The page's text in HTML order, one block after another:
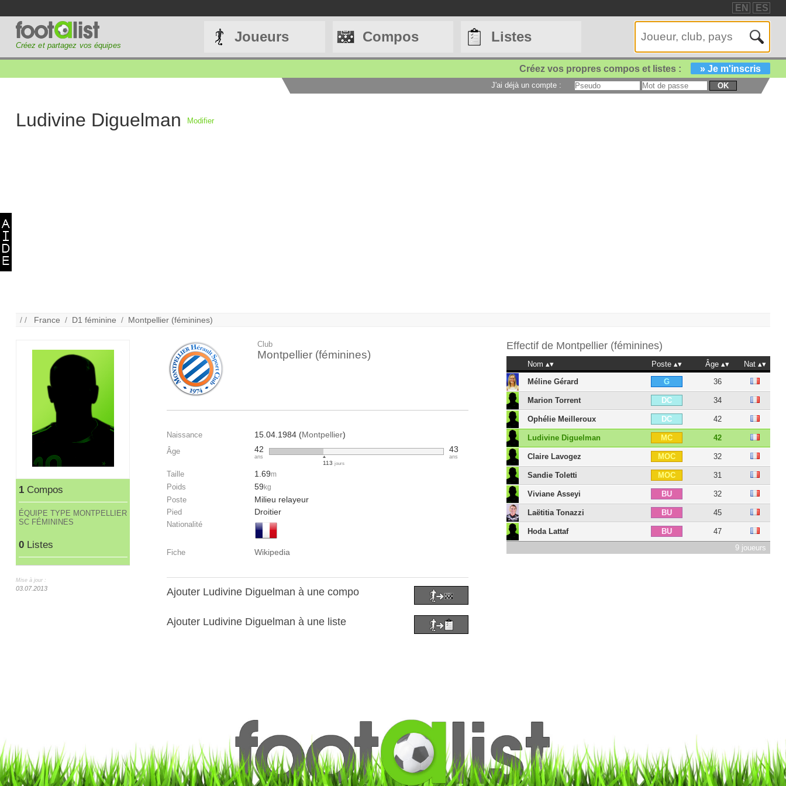
EN ES
Créez et partagez vos équipes
Joueurs Compos Listes
Créez vos propres compos et listes : » Je m'inscris
J'ai déjà un compte : OK
Ludivine Diguelman Modifier
/ / France / D1 féminine / Montpellier (féminines)
1Compos
ÉQUIPE TYPE MONTPELLIER
SC FÉMININES
0Listes
Mise à jour :
03.07.2013
Club
Montpellier (féminines)
Naissance 15.04.1984 (Montpellier)
Âge 42
ans
113 jours
43
ans
Taille 1.69m
Poids 59 kg
Poste Milieu relayeur
Pied Droitier
Nationalité
Fiche Wikipedia
Ajouter Ludivine Diguelman à une compo
Ajouter Ludivine Diguelman à une liste
Effectif de Montpellier (féminines)
Nom Poste Âge
Nat
Méline Gérard
G 36
Marion Torrent DC 34
Ophélie Meilleroux DC 42
Ludivine Diguelman MC 42
Claire Lavogez MOC 32
Sandie Toletti MOC 31
Viviane Asseyi BU 32
Laëtitia Tonazzi BU 45
Hoda Lattaf BU
47
9 joueurs